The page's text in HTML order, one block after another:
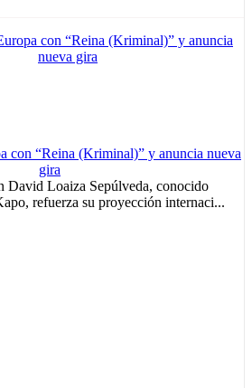
con “Reina (Kriminal)” y anuncia
nueva gira
David Loaiza Sepúlveda, conocido
refuerza su proyección internaci...